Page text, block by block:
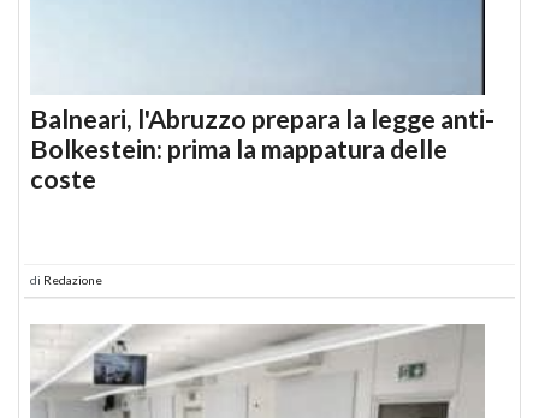
Balneari, l'Abruzzo prepara la legge anti-
Bolkestein: prima la mappatura delle
coste
di Redazione